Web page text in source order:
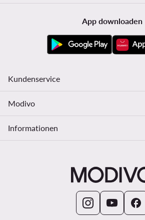
App downloaden
Kundenservice
Modivo
Informationen